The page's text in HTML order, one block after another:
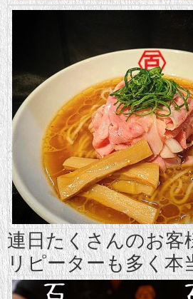
連日たくさんのお客
リピーターも多く本